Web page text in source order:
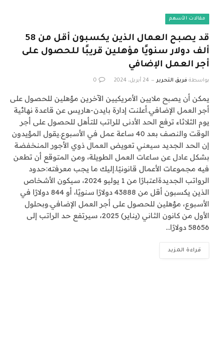
مقالات الأسهم
قد يصبح العمال الذين يكسبون أقل من 58
ألف دولار سنويًا مؤهلين قريبًا للحصول على
أجر العمل الإضافي
بواسطة فريق التحرير 24 أبريل، 2024 0
يمكن أن يصبح ملايين الأمريكيين الآخرين مؤهلين للحصول على
أجر العمل الإضافي.أعلنت إدارة بايدن-هاريس عن قاعدة نهائية
يوم الثلاثاء ترفع الحد الأدنى للراتب للتأهل للحصول على أجر
الوقت والنصف بعد 40 ساعة عمل في الأسبوع.يقول المؤيدون
إن الحد الجديد سيعني تعويض العمال ذوي الأجور المنخفضة
بشكل عادل عن ساعات العمل الطويلة، ومن المتوقع أن تطعن
فيه مجموعات الأعمال قانونيًا.إليك ما يجب معرفته:حدود
الرواتب الجديدةاعتبارًا من 1 يوليو 2024، سيكون الأشخاص
الذين يكسبون أقل من 43888 دولارًا سنويًا، أو 844 دولارًا في
الأسبوع، مؤهلين للحصول على أجر العمل الإضافي.وبحلول
الأول من كانون الثاني (يناير) 2025، سيرتفع حد الراتب إلى
58656 دولارًا…
قراءة المزيد